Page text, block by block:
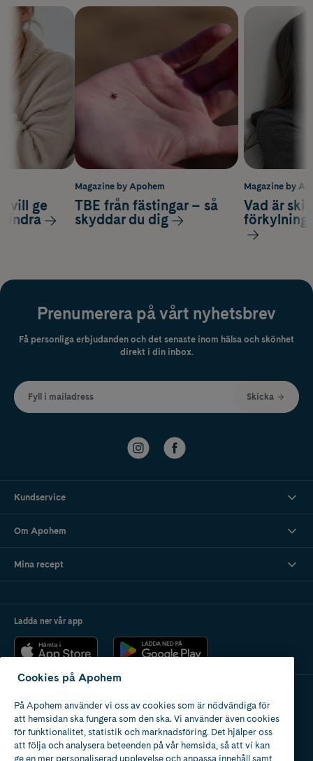
Magazine by
Vad är
förkylning
vill ge
lindra
Magazine by Apohem
TBE från fästingar – så
skyddar du dig
Prenumerera på vårt nyhetsbrev
Få personliga erbjudanden och det senaste inom hälsa och skönhet
direkt i din inbox.
Fyll i mailadress Skicka
Kundservice
Om Apohem
Mina recept
Ladda ner vår app
Apotek med tillstånd
av Läkemedelsverket
Cookies på Apohem
På Apohem använder vi oss av cookies som är nödvändiga för
att hemsidan ska fungera som den ska. Vi använder även cookies
för funktionalitet, statistik och marknadsföring. Det hjälper oss
att följa och analysera beteenden på vår hemsida, så att vi kan
ge en mer personaliserad upplevelse och anpassa innehåll samt